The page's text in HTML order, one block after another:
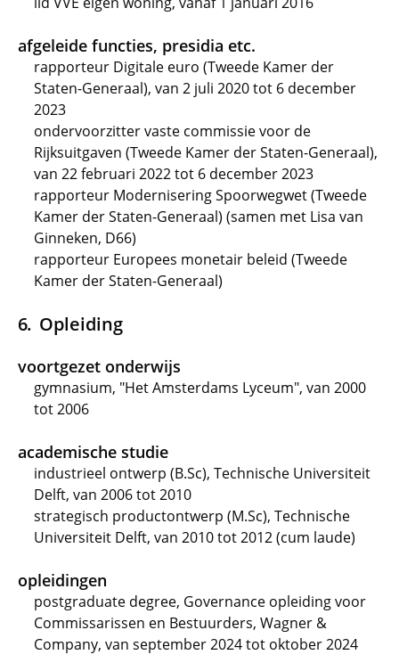
afgeleide functies, presidia etc.
rapporteur Digitale euro (Tweede Kamer der
Staten-Generaal), van 2 juli 2020 tot 6 december
2023
ondervoorzitter vaste commissie voor de
Rijksuitgaven (Tweede Kamer der Staten-Generaal),
van 22 februari 2022 tot 6 december 2023
rapporteur Modernisering Spoorwegwet (Tweede
Kamer der Staten-Generaal) (samen met Lisa van
Ginneken, D66)
rapporteur Europees monetair beleid (Tweede
Kamer der Staten-Generaal)
Opleiding
voortgezet onderwijs
gymnasium, "Het Amsterdams Lyceum", van 2000
tot 2006
academische studie
industrieel ontwerp (B.Sc), Technische Universiteit
Delft, van 2006 tot 2010
strategisch productontwerp (M.Sc), Technische
Universiteit Delft, van 2010 tot 2012 (cum laude)
opleidingen
postgraduate degree, Governance opleiding voor
Commissarissen en Bestuurders, Wagner &
Company, van september 2024 tot oktober 2024